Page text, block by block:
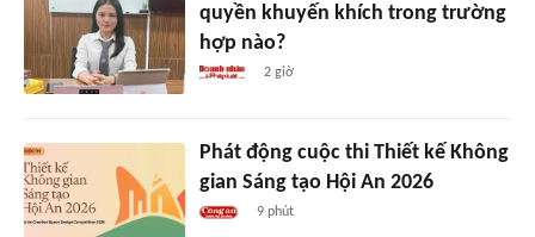
quyền khuyến khích trong trường
hợp nào?
2 giờ
Phát động cuộc thi Thiết kế Không
gian Sáng tạo Hội An 2026
9 phút